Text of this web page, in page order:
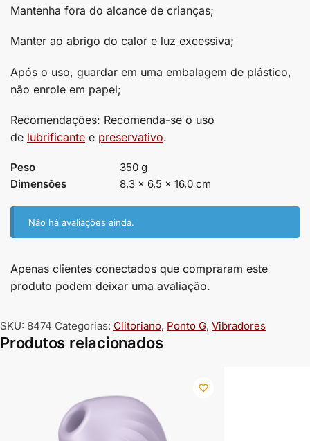
Mantenha fora do alcance de crianças;
Manter ao abrigo do calor e luz excessiva;
Após o uso, guardar em uma embalagem de plástico,
não enrole em papel;
Recomendações: Recomenda-se o uso
de lubrificante e preservativo.
Peso
350 g
Dimensões
8,3 × 6,5 × 16,0 cm
Não há avaliações ainda.
Apenas clientes conectados que compraram este
produto podem deixar uma avaliação.
SKU: 8474 Categorias: Clitoriano, Ponto G, Vibradores
Produtos relacionados